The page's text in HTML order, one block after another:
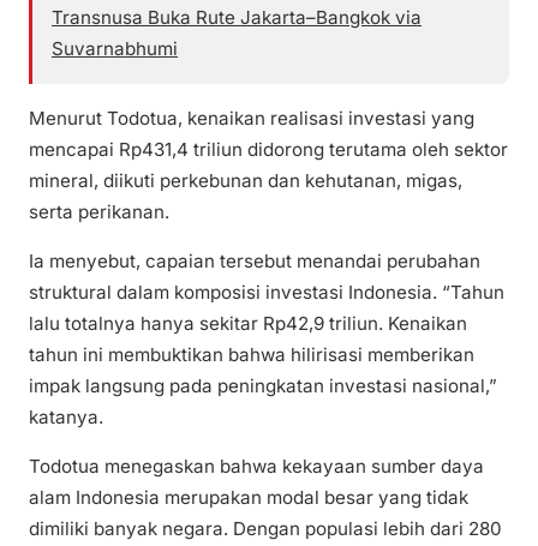
Transnusa Buka Rute Jakarta–Bangkok via
Suvarnabhumi
Menurut Todotua, kenaikan realisasi investasi yang
mencapai Rp431,4 triliun didorong terutama oleh sektor
mineral, diikuti perkebunan dan kehutanan, migas,
serta perikanan.
Ia menyebut, capaian tersebut menandai perubahan
struktural dalam komposisi investasi Indonesia. “Tahun
lalu totalnya hanya sekitar Rp42,9 triliun. Kenaikan
tahun ini membuktikan bahwa hilirisasi memberikan
impak langsung pada peningkatan investasi nasional,”
katanya.
Todotua menegaskan bahwa kekayaan sumber daya
alam Indonesia merupakan modal besar yang tidak
dimiliki banyak negara. Dengan populasi lebih dari 280